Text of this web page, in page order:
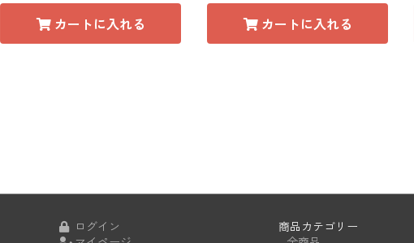
カートに入れる カートに入れる
ログイン
商品カテゴリー